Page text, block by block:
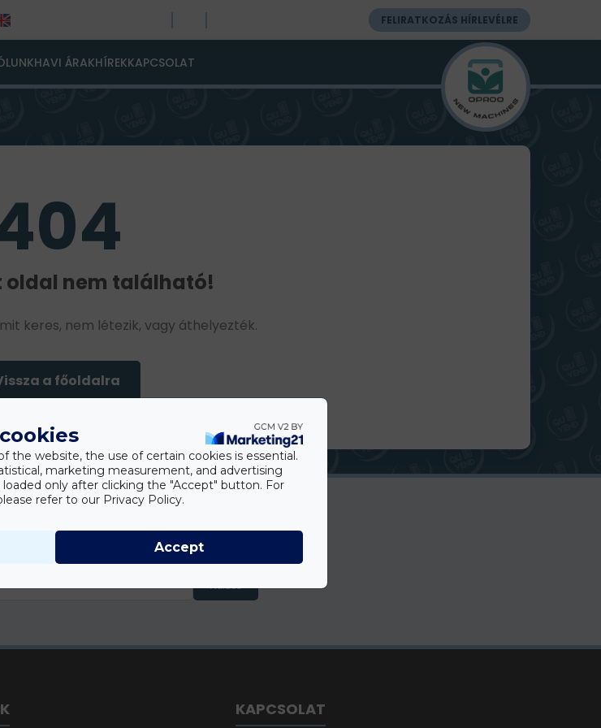
FELIRATKOZÁS HÍRLEVÉLRE
HAVI ÁRAKHÍREKKAPCSOLAT
oldal nem található!
keres, nem létezik, vagy áthelyezték.
a főoldalra
az új gépekről és akciókról.
Küldés
KAPCSOLAT
the website, the use of certain cookies is essential.
marketing measurement, and advertising
only after clicking the "Accept" button. For
refer to our Privacy Policy.
Accept